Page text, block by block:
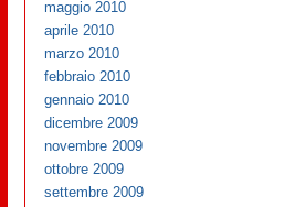
maggio 2010
aprile 2010
marzo 2010
febbraio 2010
gennaio 2010
dicembre 2009
novembre 2009
ottobre 2009
settembre 2009